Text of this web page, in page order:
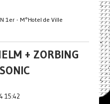
1er - M°Hotel de Ville
+ ZORBING
15:42